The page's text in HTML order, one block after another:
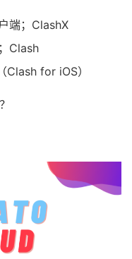
端；ClashX
Clash
for iOS）